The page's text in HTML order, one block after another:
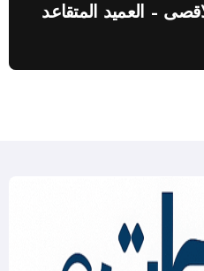
– العميد المتقاعد